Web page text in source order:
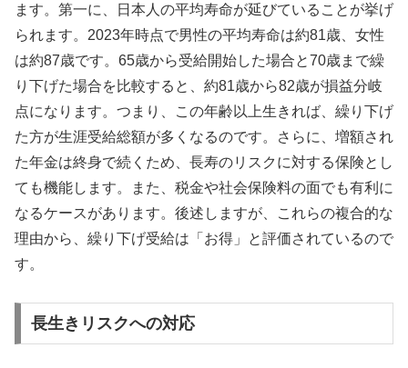
ます。第一に、日本人の平均寿命が延びていることが挙げ
られます。2023年時点で男性の平均寿命は約81歳、女性
は約87歳です。65歳から受給開始した場合と70歳まで繰
り下げた場合を比較すると、約81歳から82歳が損益分岐
点になります。つまり、この年齢以上生きれば、繰り下げ
た方が生涯受給総額が多くなるのです。さらに、増額され
た年金は終身で続くため、長寿のリスクに対する保険とし
ても機能します。また、税金や社会保険料の面でも有利に
なるケースがあります。後述しますが、これらの複合的な
理由から、繰り下げ受給は「お得」と評価されているので
す。
長生きリスクへの対応